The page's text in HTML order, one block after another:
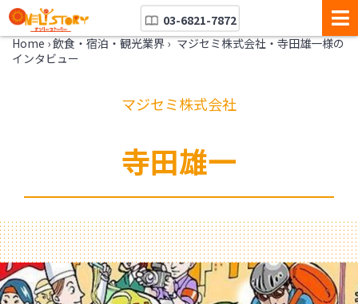
03-6821-7872
Home ›飲食・宿泊・観光業界 › マジセミ株式会社・寺田雄一様の
インタビュー
マジセミ株式会社
寺田雄一